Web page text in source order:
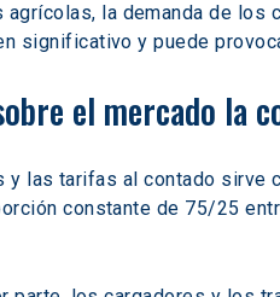
la demanda de
significativo y puede
el mercado la
las tarifas al contado sirve
constante de 75/25